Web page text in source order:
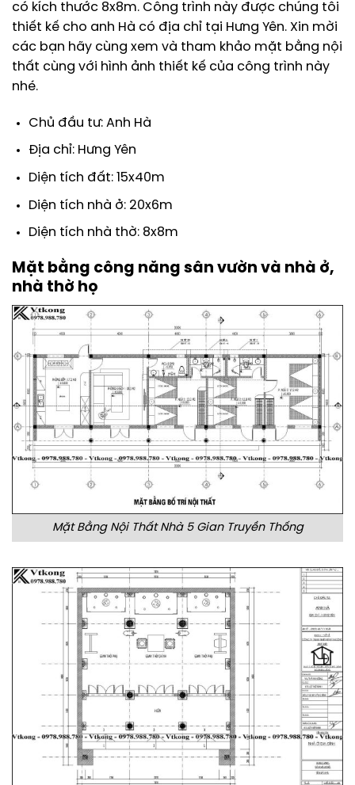
có kích thước 8x8m. Công trình này được chúng tôi
thiết kế cho anh Hà có địa chỉ tại Hưng Yên. Xin mời
các bạn hãy cùng xem và tham khảo mặt bằng nội
thất cùng với hình ảnh thiết kế của công trình này
nhé.
Chủ đầu tư: Anh Hà
Địa chỉ: Hưng Yên
Diện tích đất: 15x40m
Diện tích nhà ở: 20x6m
Diện tích nhà thờ: 8x8m
Mặt bằng công năng sân vườn và nhà ở,
nhà thờ họ
Mặt Bằng Nội Thất Nhà 5 Gian Truyền Thống